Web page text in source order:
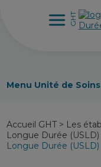
Menu Unité de
Accueil GHT > Les
Longue Durée (USLD)
Longue Durée (USLD)